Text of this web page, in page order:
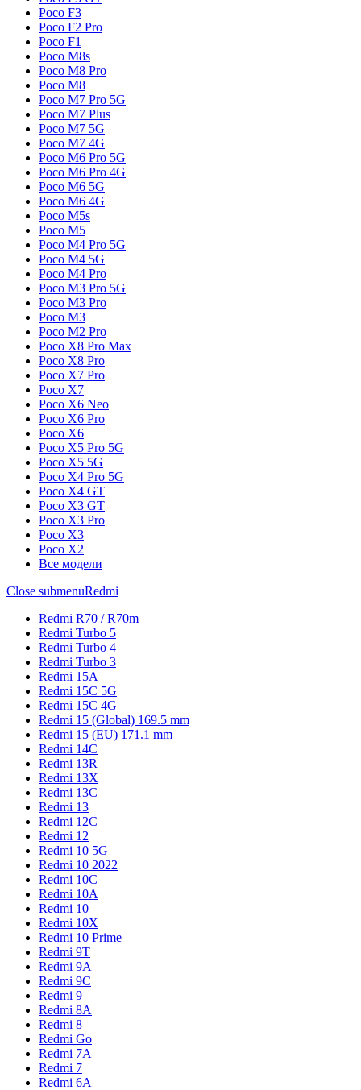
Poco F3
Poco F2 Pro
Poco F1
Poco M8s
Poco M8 Pro
Poco M8
Poco M7 Pro 5G
Poco M7 Plus
Poco M7 5G
Poco M7 4G
Poco M6 Pro 5G
Poco M6 Pro 4G
Poco M6 5G
Poco M6 4G
Poco M5s
Poco M5
Poco M4 Pro 5G
Poco M4 5G
Poco M4 Pro
Poco M3 Pro 5G
Poco M3 Pro
Poco M3
Poco M2 Pro
Poco X8 Pro Max
Poco X8 Pro
Poco X7 Pro
Poco X7
Poco X6 Neo
Poco X6 Pro
Poco X6
Poco X5 Pro 5G
Poco X5 5G
Poco X4 Pro 5G
Poco X4 GT
Poco X3 GT
Poco X3 Pro
Poco X3
Poco X2
Все модели
Close submenuRedmi
Redmi R70 / R70m
Redmi Turbo 5
Redmi Turbo 4
Redmi Turbo 3
Redmi 15A
Redmi 15C 5G
Redmi 15C 4G
Redmi 15 (Global) 169.5 mm
Redmi 15 (EU) 171.1 mm
Redmi 14C
Redmi 13R
Redmi 13X
Redmi 13C
Redmi 13
Redmi 12C
Redmi 12
Redmi 10 5G
Redmi 10 2022
Redmi 10C
Redmi 10A
Redmi 10
Redmi 10X
Redmi 10 Prime
Redmi 9T
Redmi 9A
Redmi 9C
Redmi 9
Redmi 8A
Redmi 8
Redmi Go
Redmi 7A
Redmi 7
Redmi 6A